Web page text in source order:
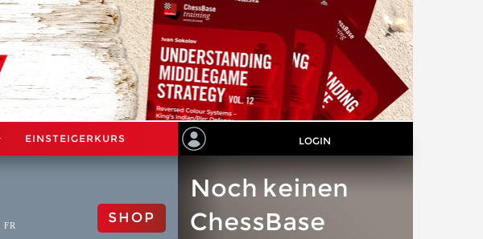
EINSTEIGERKURS LOGIN
FR SHOP
Noch keinen
ChessBase